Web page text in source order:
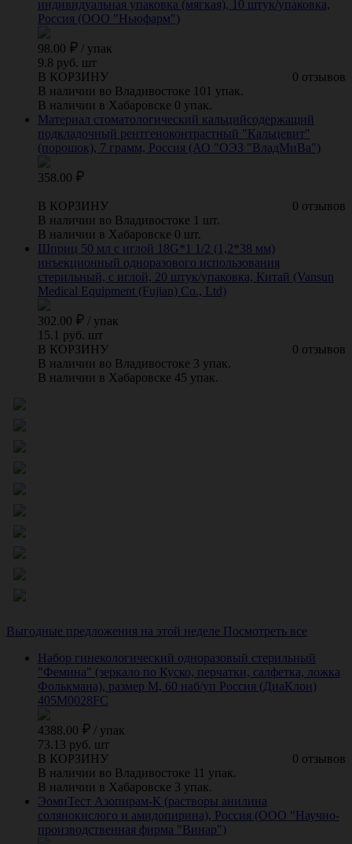
индивидуальная упаковка (мягкая), 10 штук/упаковка,
Россия (ООО "Ньюфарм")
98.00 / упак
9.8 руб. шт
0 отзывов
В КОРЗИНУ
В наличии во Владивостоке 101 упак.
В наличии в Хабаровске 0 упак.
Материал стоматологический кальцийсодержащий
подкладочный рентгеноконтрастный "Кальцевит"
(порошок), 7 грамм, Россия (АО "ОЭЗ "ВладМиВа")
358.00
0 отзывов
В КОРЗИНУ
В наличии во Владивостоке 1 шт.
В наличии в Хабаровске 0 шт.
Шприц 50 мл с иглой 18G*1 1/2 (1,2*38 мм)
инъекционный одноразового использования
стерильный, с иглой, 20 штук/упаковка, Китай (Vansun
Medical Equipment (Fujian) Co., Ltd)
302.00 / упак
15.1 руб. шт
0 отзывов
В КОРЗИНУ
В наличии во Владивостоке 3 упак.
В наличии в Хабаровске 45 упак.
Выгодные предложения на этой неделе Посмотреть все
Набор гинекологический одноразовый стерильный
"Фемина" (зеркало по Куско, перчатки, салфетка, ложка
Фолькмана), размер M, 60 наб/уп Россия (ДиаКлон)
405M0028FC
4388.00 / упак
73.13 руб. шт
0 отзывов
В КОРЗИНУ
В наличии во Владивостоке 11 упак.
В наличии в Хабаровске 3 упак.
ЭомиТест Азопирам-К (растворы анилина
солянокислого и амидопирина), Россия (ООО "Научно-
производственная фирма "Винар")